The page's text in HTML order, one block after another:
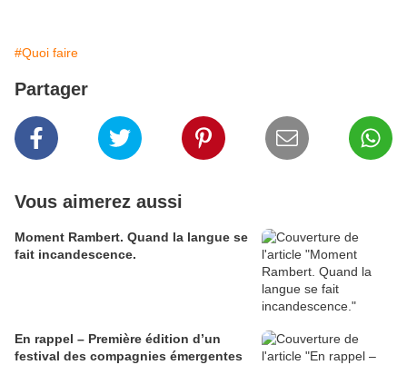
#Quoi faire
Partager
Vous aimerez aussi
Moment Rambert. Quand la langue se
fait incandescence.
En rappel – Première édition d’un
festival des compagnies émergentes